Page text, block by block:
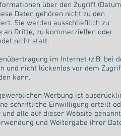
über den Zugriff
Daten gehören nicht zu den
Sie werden ausschließlich zu
an Dritte, zu kommerziellen oder
nicht statt.
im Internet (z.B. bei
und nicht lückenlos vor dem
kann.
Werbung ist
schriftliche Einwilligung erteilt
alle auf dieser Website
und Weitergabe ihrer